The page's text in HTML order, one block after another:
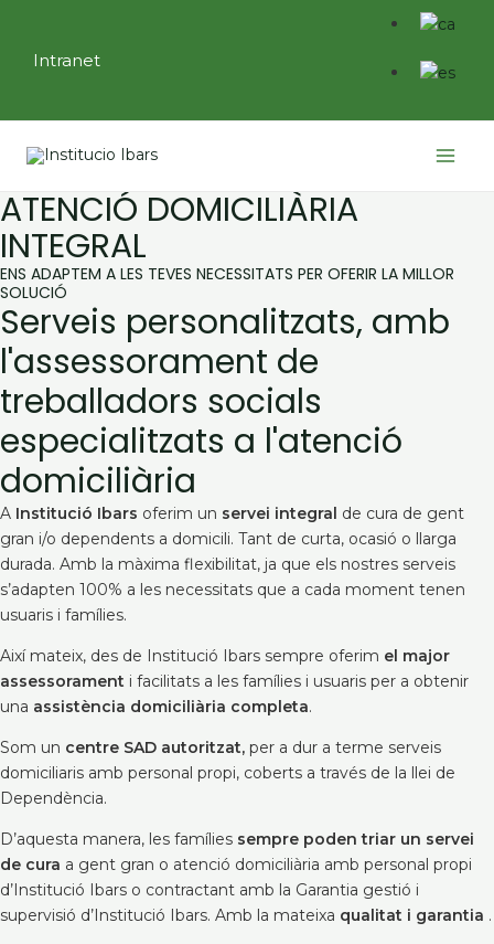
contingut
Intranet
ATENCIÓ DOMICILIÀRIA
INTEGRAL
ENS ADAPTEM A LES TEVES NECESSITATS PER OFERIR LA MILLOR
SOLUCIÓ
Serveis personalitzats, amb
l'assessorament de
treballadors socials
especialitzats a l'atenció
domiciliària
A Institució Ibars oferim un servei integral de cura de gent
gran i/o dependents a domicili. Tant de curta, ocasió o llarga
durada. Amb la màxima flexibilitat, ja que els nostres serveis
s’adapten 100% a les necessitats que a cada moment tenen
usuaris i famílies.
Així mateix, des de Institució Ibars sempre oferim el major
assessorament i facilitats a les famílies i usuaris per a obtenir
una assistència domiciliària completa.
Som un centre SAD autoritzat, per a dur a terme serveis
domiciliaris amb personal propi, coberts a través de la llei de
Dependència.
D’aquesta manera, les famílies sempre poden triar un servei
de cura a gent gran o atenció domiciliària amb personal propi
d’Institució Ibars o contractant amb la Garantia gestió i
supervisió d’Institució Ibars. Amb la mateixa qualitat i garantia .